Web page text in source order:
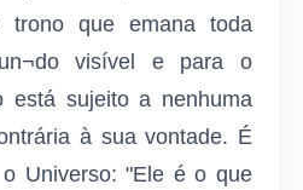
trono que emana toda
visível e para o
está sujeito a nenhuma
à sua vontade. É
Universo: "Ele é o que